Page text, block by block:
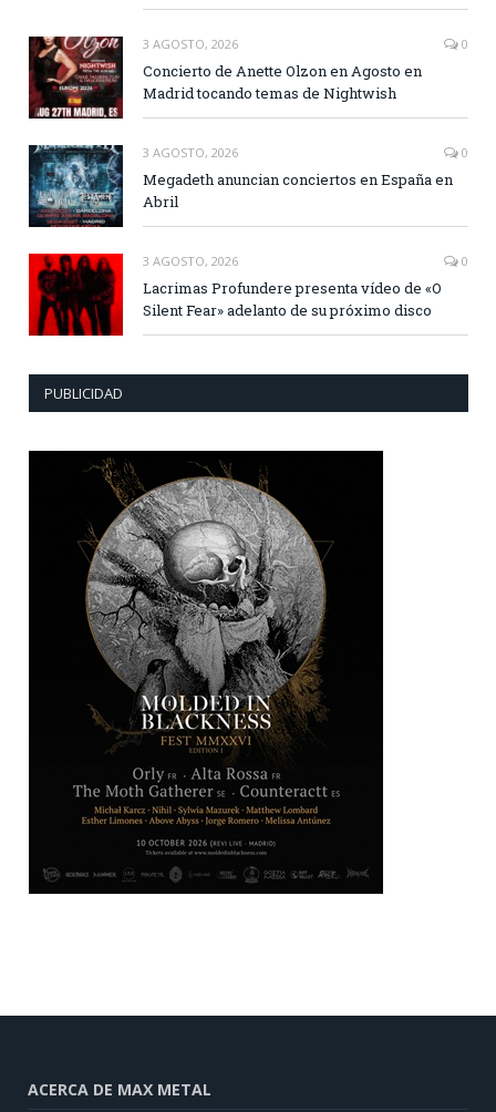
3 AGOSTO, 2026 0
Concierto de Anette Olzon en Agosto en
Madrid tocando temas de Nightwish
3 AGOSTO, 2026 0
Megadeth anuncian conciertos en España en
Abril
3 AGOSTO, 2026 0
Lacrimas Profundere presenta vídeo de «O
Silent Fear» adelanto de su próximo disco
PUBLICIDAD
ACERCA DE MAX METAL